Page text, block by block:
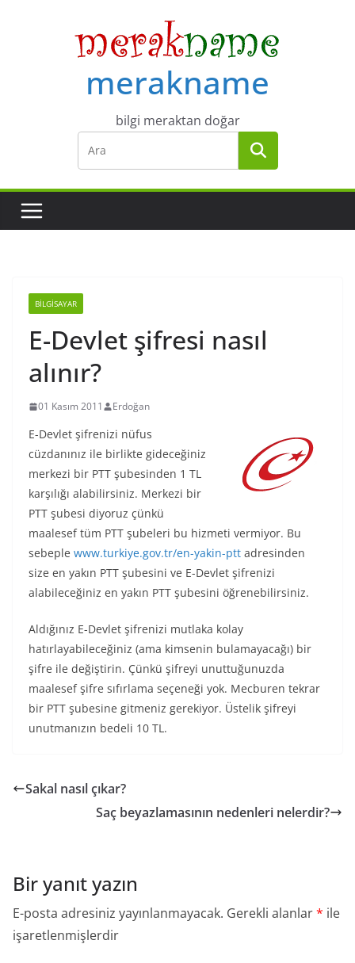
merakname
bilgi meraktan doğar
BILGISAYAR
E-Devlet şifresi nasıl
alınır?
01 Kasım 2011 Erdoğan
E-Devlet şifrenizi nüfus
cüzdanınız ile birlikte gideceğiniz
merkezi bir PTT şubesinden 1 TL
karşılığı alabilirsiniz. Merkezi bir
PTT şubesi diyoruz çünkü
maalesef tüm PTT şubeleri bu hizmeti vermiyor. Bu
sebeple www.turkiye.gov.tr/en-yakin-ptt adresinden
size en yakın PTT şubesini ve E-Devlet şifrenizi
alabileceğiniz en yakın PTT şubesini öğrenebilirsiniz.
Aldığınız E-Devlet şifrenizi mutlaka kolay
hatırlayabileceğiniz (ama kimsenin bulamayacağı) bir
şifre ile değiştirin. Çünkü şifreyi unuttuğunuzda
maalesef şifre sıfırlama seçeneği yok. Mecburen tekrar
bir PTT şubesine gitmeniz gerekiyor. Üstelik şifreyi
unutmanızın bedeli 10 TL.
Sakal nasıl çıkar?
Saç beyazlamasının nedenleri nelerdir?
Bir yanıt yazın
E-posta adresiniz yayınlanmayacak. Gerekli alanlar* ile
işaretlenmişlerdir